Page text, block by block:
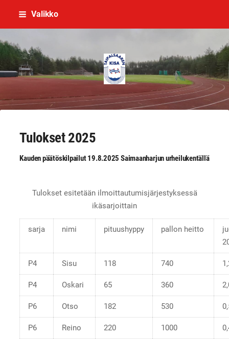
Siirry
Valikko
Taipalsaaren Kisa
Tulokset 2025
Kauden päätöskilpailut 19.8.2025 Saimaanharjun urheilukentällä
Tulokset esitetään ilmoittautumisjärjestyksessä
ikäsarjoittain
sarja nimi pituushyppy pallon heitto
P4 Sisu 118 740
P4 Oskari 65 360
P6 Otso 182 530
P6 Reino 220 1000